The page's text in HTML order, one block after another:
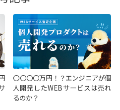
〇〇〇〇万円！？エンジニアが個
人開発したWEBサービスは売れ
るのか？